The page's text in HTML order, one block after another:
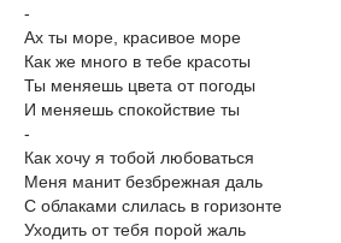
-
Ах ты море, красивое море
Как же много в тебе красоты
Ты меняешь цвета от погоды
И меняешь спокойствие ты
-
Как хочу я тобой любоваться
Меня манит безбрежная даль
С облаками слилась в горизонте
Уходить от тебя порой жаль